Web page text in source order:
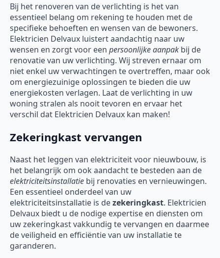
Bij het renoveren van de verlichting is het van
essentieel belang om rekening te houden met de
specifieke behoeften en wensen van de bewoners.
Elektricien Delvaux luistert aandachtig naar uw
wensen en zorgt voor een persoonlijke aanpak bij de
renovatie van uw verlichting. Wij streven ernaar om
niet enkel uw verwachtingen te overtreffen, maar ook
om energiezuinige oplossingen te bieden die uw
energiekosten verlagen. Laat de verlichting in uw
woning stralen als nooit tevoren en ervaar het
verschil dat Elektricien Delvaux kan maken!
Zekeringkast vervangen
Naast het leggen van elektriciteit voor nieuwbouw, is
het belangrijk om ook aandacht te besteden aan de
elektriciteitsinstallatie bij renovaties en vernieuwingen.
Een essentieel onderdeel van uw
elektriciteitsinstallatie is dezekeringkast. Elektricien
Delvaux biedt u de nodige expertise en diensten om
uw zekeringkast vakkundig te vervangen en daarmee
de veiligheid en efficiëntie van uw installatie te
garanderen.